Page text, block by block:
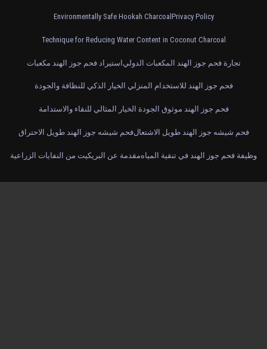
Environmentally Safe Hookah Charcoal Privacy Policy
Technique for Reducing Water Content in Coconut Charcoal
استيراد فحم جوز الهند مكعباتتجارة فحم جوز الهند المكعبات الدولي
فحم جوز الهند للاستخدام المنزلي الخيار الذكي للنظافة والجودة
فحم جوز الهند موثوق الجودة الخيار المثالي للنقاء والاستدامة
فحم شيشه جوز الهند طويل الاحتراقفحم شيشه جوز الهند طويل الاشتعال
مقدمة عن البريكيت من النفايات الزراعيةوظيفة فحم جوز الهند في تنقية المياه